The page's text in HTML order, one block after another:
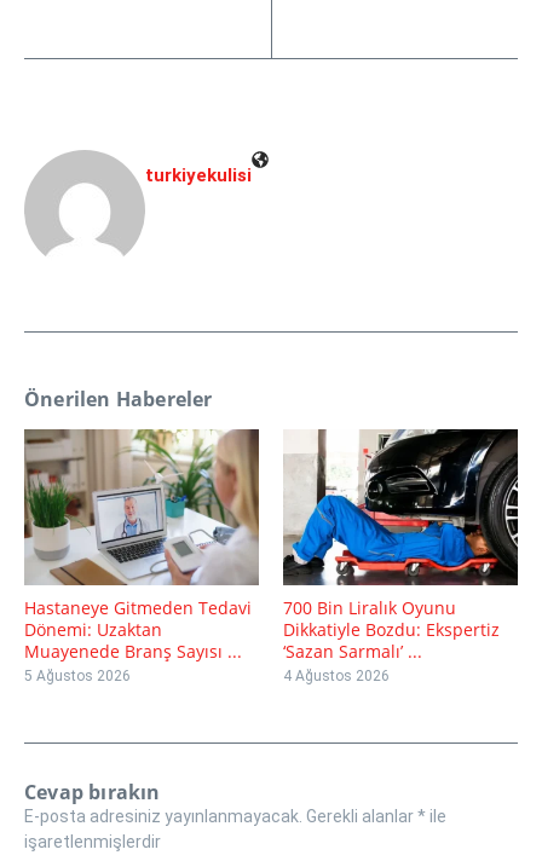
turkiyekulisi
Önerilen Habereler
Hastaneye Gitmeden Tedavi
Dönemi: Uzaktan
Muayenede Branş Sayısı ...
5 Ağustos 2026
700 Bin Liralık Oyunu
Dikkatiyle Bozdu: Ekspertiz
‘Sazan Sarmalı’ ...
4 Ağustos 2026
Cevap bırakın
E-posta adresiniz yayınlanmayacak. Gerekli alanlar*ile
işaretlenmişlerdir